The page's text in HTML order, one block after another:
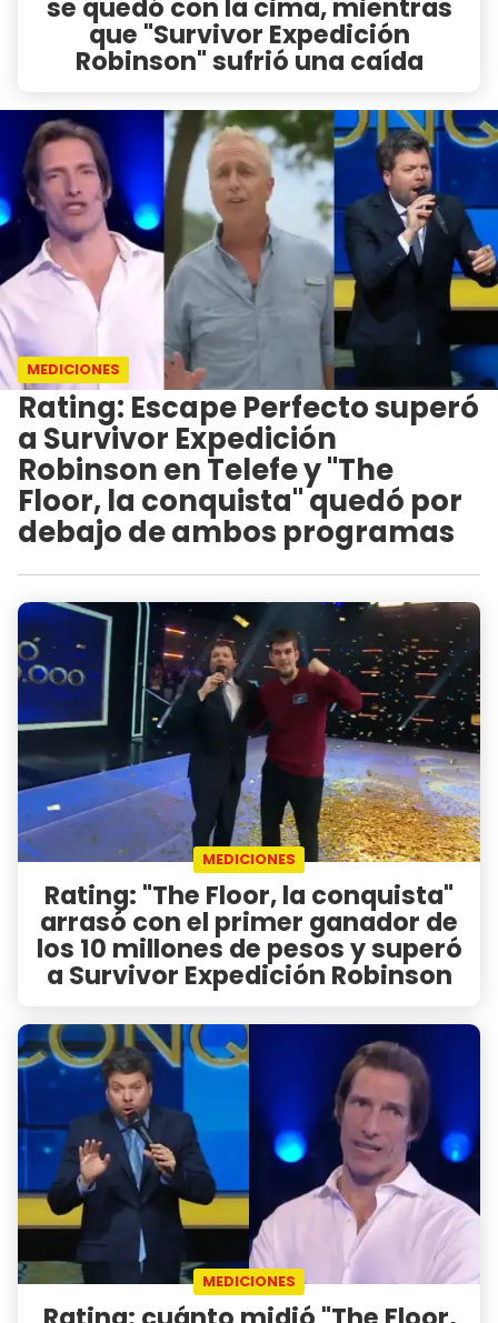
se quedó con la cima, mientras
que "Survivor Expedición
Robinson" sufrió una caída
MEDICIONES
Rating: Escape Perfecto superó
a Survivor Expedición
Robinson en Telefe y "The
Floor, la conquista" quedó por
debajo de ambos programas
MEDICIONES
Rating: "The Floor, la conquista"
arrasó con el primer ganador de
los 10 millones de pesos y superó
a Survivor Expedición Robinson
MEDICIONES